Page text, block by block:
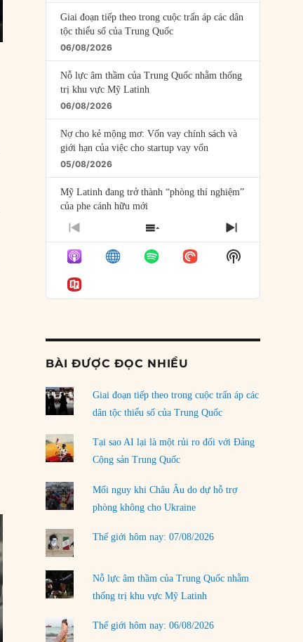
Giai đoạn tiếp theo trong cuộc trấn áp các dân
tộc thiểu số của Trung Quốc
06/08/2026
Nỗ lực âm thầm của Trung Quốc nhằm thống
trị khu vực Mỹ Latinh
06/08/2026
Nợ cho kẻ mộng mơ: Vốn vay chính sách và
giới hạn của việc cho startup vay vốn
05/08/2026
Mỹ Latinh đang trở thành “phòng thí nghiệm”
của phe cánh hữu mới
04/08/2026
Tại sao Trung Quốc phủ nhận cuộc gặp với
Ngoại trưởng Nhật Bản?
04/08/2026
03/08/2026
Đặt cược vào thất bại: Các quỹ đầu tư mạo
rủi ro
02/08/2026
Làm thế nào để kết thúc Chiến tranh Iran?
01/08/2026
Chiến lược kế tiếp của Bắc Kinh ở Biển Đông
31/07/2026
Trật tự thế giới mới: Các nước nhỏ sẽ luôn
phải chịu đựng?
30/07/2026
LOAD MORE
PREVIOUS
EPISODE
SHOW
EPISODES
LIST
NEXT
EPISODE
Show
Podcast
BÀI ĐƯỢC ĐỌC NHIỀU
Giai đoạn tiếp theo trong cuộc trấn áp các
dân tộc thiểu số của Trung Quốc
Tại sao AI lại là một rủi ro đối với Đảng
Cộng sản Trung Quốc
Mối nguy khi Châu Âu do dự hỗ trợ
phòng không cho Ukraine
Thế giới hôm nay: 07/08/2026
Nỗ lực âm thầm của Trung Quốc nhằm
thống trị khu vực Mỹ Latinh
Thế giới hôm nay: 06/08/2026